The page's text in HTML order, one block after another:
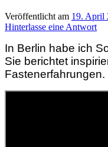
Veröffentlicht am 19. April
Hinterlasse eine Antwort
In Berlin habe ich
Sie berichtet
Fastenerfahrungen.